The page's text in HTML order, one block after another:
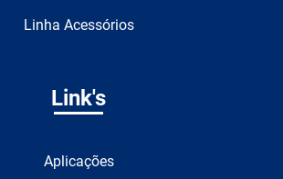
Linha Acessórios
Link's
Aplicações